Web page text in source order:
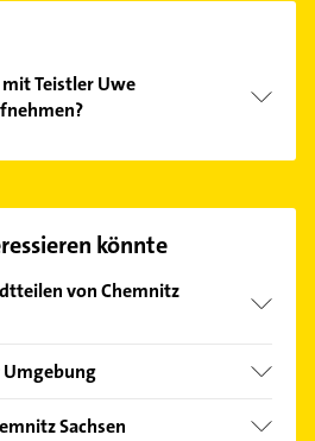
Teistler Uwe
könnte
von Chemnitz
Sachsen